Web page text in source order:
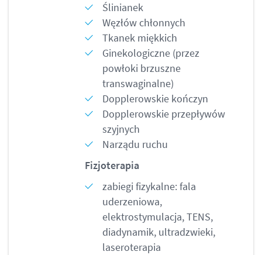
Ślinianek
Węzłów chłonnych
Tkanek miękkich
Ginekologiczne (przez
powłoki brzuszne
transwaginalne)
Dopplerowskie kończyn
Dopplerowskie przepływów
szyjnych
Narządu ruchu
Fizjoterapia
zabiegi fizykalne: fala
uderzeniowa,
elektrostymulacja, TENS,
diadynamik, ultradzwieki,
laseroterapia